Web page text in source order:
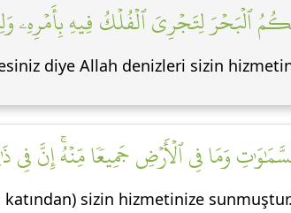
ٱلۡبَحۡرَ لِتَجۡرِيَ ٱلۡفُلۡكُ فِيهِ بِأَمۡرِهِۦ
diye Allah denizleri sizin
وَمَا فِي ٱلۡأَرۡضِ جَمِيعٗا مِّنۡهُۚ إِنَّ فِي
sizin hizmetinize